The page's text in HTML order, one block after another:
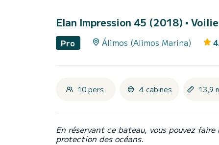
Elan Impression 45 (2018) •
Pro Álimos (Alimos Marina)
10 pers. 4 cabines 13,9
En réservant ce bateau, vous pouvez
protection des océans.